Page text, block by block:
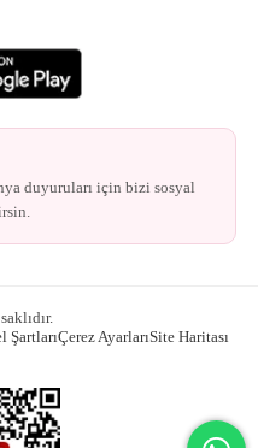
duyuruları için bizi sosyal
ŞartlarıÇerez AyarlarıSite Haritası